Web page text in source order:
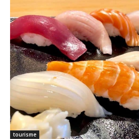
tourisme